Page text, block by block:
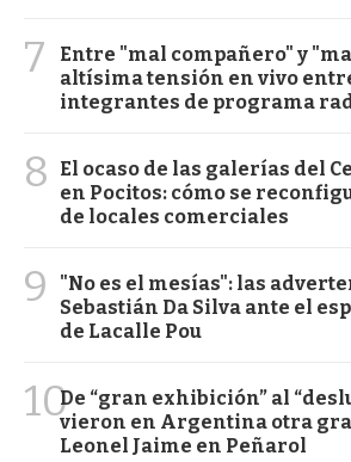
7
Entre "mal compañero" y
altísima tensión en vivo
integrantes de programa
8
El ocaso de las galerías del
en Pocitos: cómo se
de locales comerciales
9
"No es el mesías": las
Sebastián Da Silva ante el
de Lacalle Pou
10De “gran exhibición” al
vieron en Argentina otra
Leonel Jaime en Peñarol